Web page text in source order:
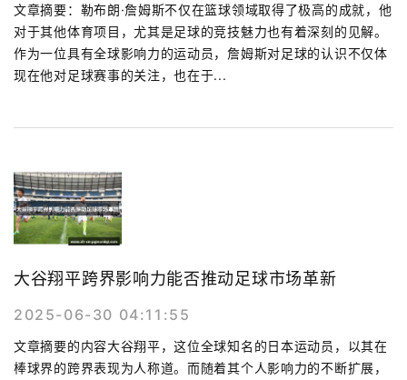
文章摘要：勒布朗·詹姆斯不仅在篮球领域取得了极高的成就，他
对于其他体育项目，尤其是足球的竞技魅力也有着深刻的见解。
作为一位具有全球影响力的运动员，詹姆斯对足球的认识不仅体
现在他对足球赛事的关注，也在于...
大谷翔平跨界影响力能否推动足球市场革新
2025-06-30 04:11:55
文章摘要的内容大谷翔平，这位全球知名的日本运动员，以其在
棒球界的跨界表现为人称道。而随着其个人影响力的不断扩展，